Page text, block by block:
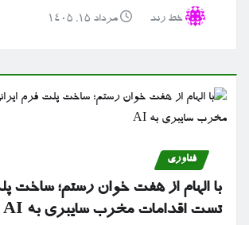
خط رند مرداد ۱۵, ۱۴۰۵
فناوری
با الهام از هفت خوان رستم؛ ساخت
تست اقدامات مخرب سایبری به AI